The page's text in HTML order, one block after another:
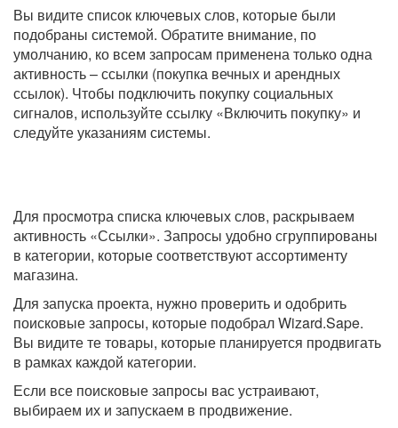
Вы видите список ключевых слов, которые были
подобраны системой. Обратите внимание, по
умолчанию, ко всем запросам применена только одна
активность – ссылки (покупка вечных и арендных
ссылок). Чтобы подключить покупку социальных
сигналов, используйте ссылку «Включить покупку» и
следуйте указаниям системы.
Для просмотра списка ключевых слов, раскрываем
активность «Ссылки». Запросы удобно сгруппированы
в категории, которые соответствуют ассортименту
магазина.
Для запуска проекта, нужно проверить и одобрить
поисковые запросы, которые подобрал Wizard.Sape.
Вы видите те товары, которые планируется продвигать
в рамках каждой категории.
Если все поисковые запросы вас устраивают,
выбираем их и запускаем в продвижение.